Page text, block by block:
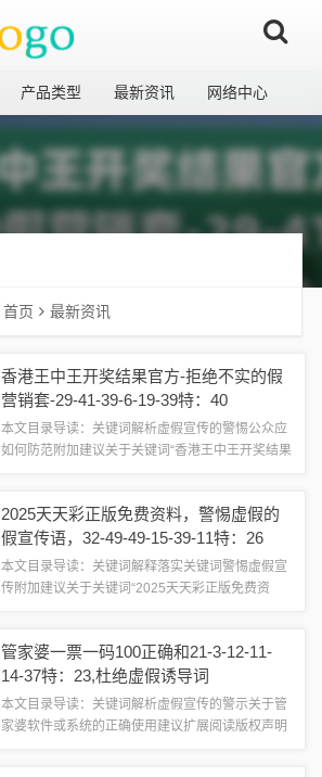
产品类型 最新资讯 网络中心
首页 最新资讯
香港王中王开奖结果官方-拒绝不实的假
营销套-29-41-39-6-19-39特：40
本文目录导读：关键词解析虚假宣传的警惕公众应
如何防范附加建议关于关键词“香港王中王开奖结果
官方：此关键词涉及到...
2025天天彩正版免费资料，警惕虚假的
假宣传语，32-49-49-15-39-11特：26
本文目录导读：关键词解释落实关键词警惕虚假宣
传附加建议关于关键词“2025天天彩正版免费资
关关键词，...
管家婆一票一码100正确和21-3-12-11-
14-37特：23,杜绝虚假诱导词
本文目录导读：关键词解析虚假宣传的警示关于管
家婆软件或系统的正确使用建议扩展阅读版权声明